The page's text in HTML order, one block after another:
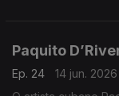
Paquito
Ep. 24
14 jun. 2026